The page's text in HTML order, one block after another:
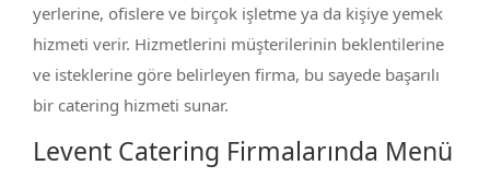
yerlerine, ofislere ve birçok işletme ya da kişiye yemek
hizmeti verir. Hizmetlerini müşterilerinin beklentilerine
ve isteklerine göre belirleyen firma, bu sayede başarılı
bir catering hizmeti sunar.
Levent Catering Firmalarında Menü